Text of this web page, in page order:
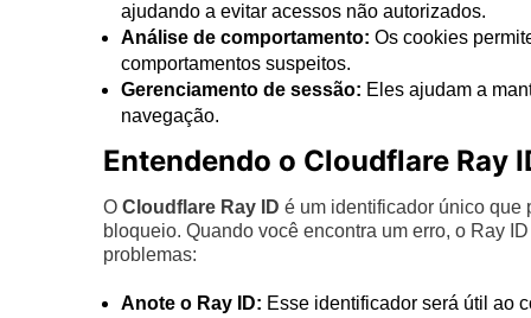
ajudando a evitar acessos não autorizados.
Análise de comportamento: Os cookies
comportamentos suspeitos.
Gerenciamento de sessão: Eles ajudam a
navegação.
Entendendo o Cloudflare Ray
O Cloudflare Ray ID é um identificador único que
bloqueio. Quando você encontra um erro, o Ray
problemas:
Anote o Ray ID: Esse identificador será útil ao